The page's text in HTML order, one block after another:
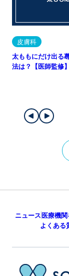
皮膚科
太ももにだけ出る
法は？【医師監修】
ニュース医療機
よくある